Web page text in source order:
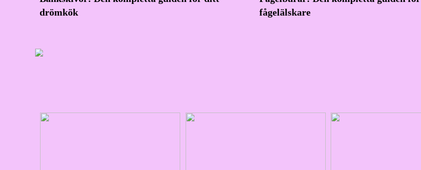
drömkök
fågelälskare